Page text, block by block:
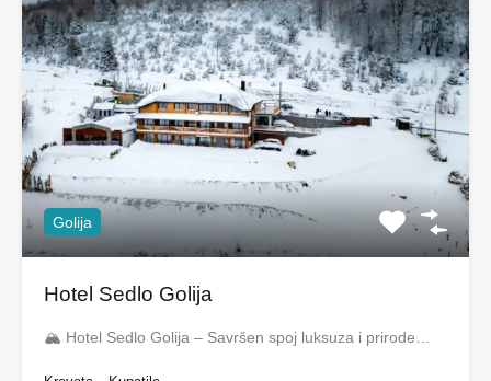
Golija
Hotel Sedlo Golija
🏔️ Hotel Sedlo Golija – Savršen spoj luksuza i prirode…